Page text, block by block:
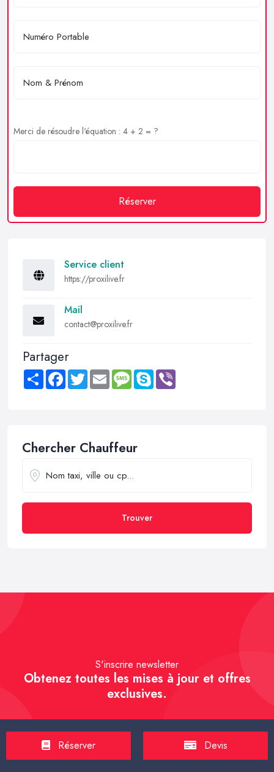
Merci de résoudre l'équation : 4 + 2 = ?
Réserver
Service client
https://proxilive.fr
Mail
contact@proxilive.fr
Partager
Share FacebookTwitter Email MessageSkype
Chercher Chauffeur
Trouver
S'inscrire newsletter
Obtenez toutes les mises à jour et offres
exclusives.
S'inscrire
Réserver Devis